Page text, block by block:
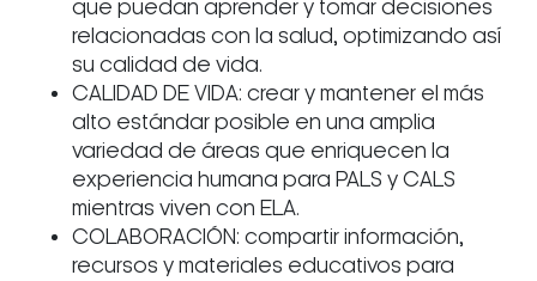
que puedan aprender y tomar decisiones
relacionadas con la salud, optimizando así
su calidad de vida.
CALIDAD DE VIDA: crear y mantener el más
alto estándar posible en una amplia
variedad de áreas que enriquecen la
experiencia humana para PALS y CALS
mientras viven con ELA.
COLABORACIÓN: compartir información,
recursos y materiales educativos para